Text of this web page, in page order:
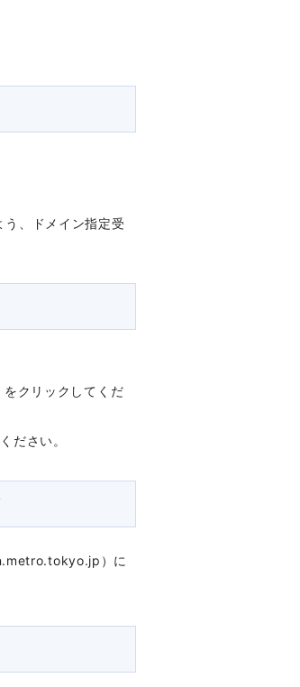
、ドメイン指定受
クリックしてくだ
ださい。
）に